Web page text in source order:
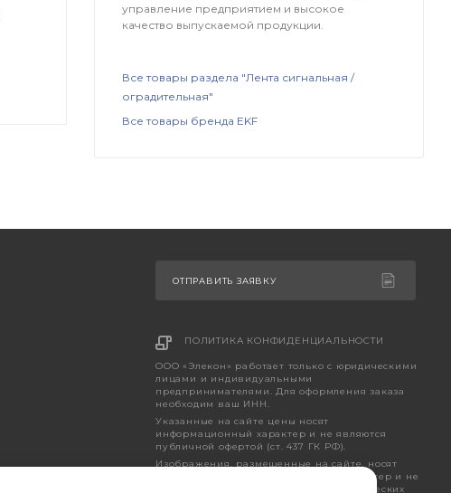
управление предприятием и высокое
качество выпускаемой продукции.
Все товары раздела "Лента сигнальная /
оградительная"
Все товары бренда EKF
ОТПРАВИТЬ ЗАЯВКУ
ПОЛИТИКА КОНФИДЕНЦИАЛЬНОСТИ
ООО «Элекон» работает только с юридическими
лицами и индивидуальными
предпринимателями. Для оформления заказа
необходим ваш ИНН.
Указанные на сайте цены носят
информационный характер и не являются
публичной офертой (ст. 437 ГК РФ).
Изображения, размещенные на сайте, носят
исключительно ознакомительный характер и не
являются точным отображением фактических